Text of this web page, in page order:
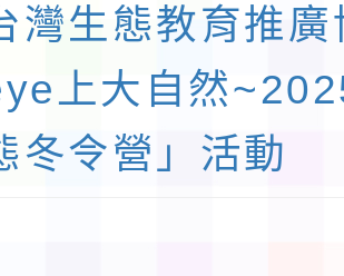
灣生態教育推
上大自然
冬令營」活動